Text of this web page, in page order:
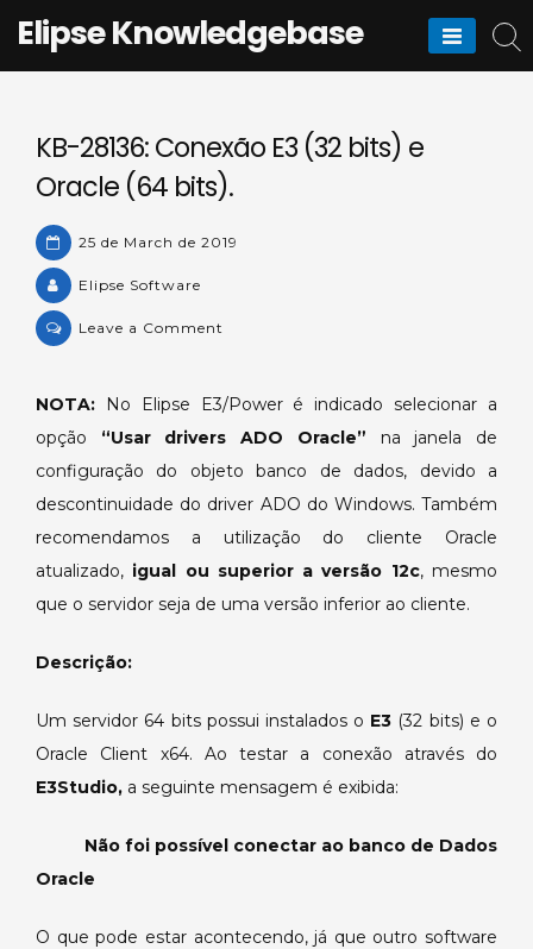
Elipse Knowledgebase
KB-28136: Conexão E3 (32 bits) e
Oracle (64 bits).
25 de March de 2019
Elipse Software
Leave a Comment
Conexão
E3
(32
bits)
(64
bits).
NOTA:
No Elipse E3/Power é indicado selecionar a
opção “Usar drivers ADO Oracle” na janela de
configuração do objeto banco de dados, devido a
descontinuidade do driver ADO do Windows. Também
recomendamos a utilização do cliente Oracle
atualizado, igual ou superior a versão 12c, mesmo
que o servidor seja de uma versão inferior ao cliente.
Descrição:
Um servidor 64 bits possui instalados o E3 (32 bits) e o
Oracle Client x64. Ao testar a conexão através do
E3Studio, a seguinte mensagem é exibida:
Não foi possível conectar ao banco de Dados
Oracle
O que pode estar acontecendo, já que outro software